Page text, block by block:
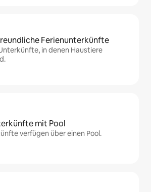
Ferienunterkünfte
in denen Haustiere
mit Pool
verfügen über einen Pool.